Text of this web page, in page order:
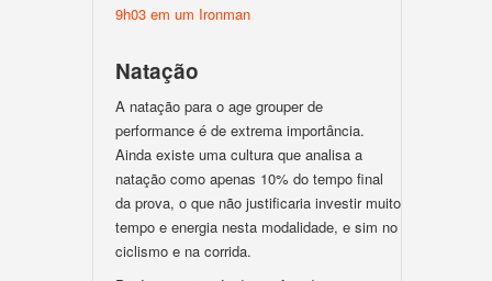
Natação
A natação para o age grouper de
performance é de extrema importância.
Ainda existe uma cultura que analisa a
natação como apenas 10% do tempo final
da prova, o que não justificaria investir muito
tempo e energia nesta modalidade, e sim no
ciclismo e na corrida.